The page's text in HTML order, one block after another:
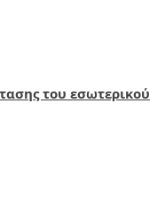
του εσωτερικού